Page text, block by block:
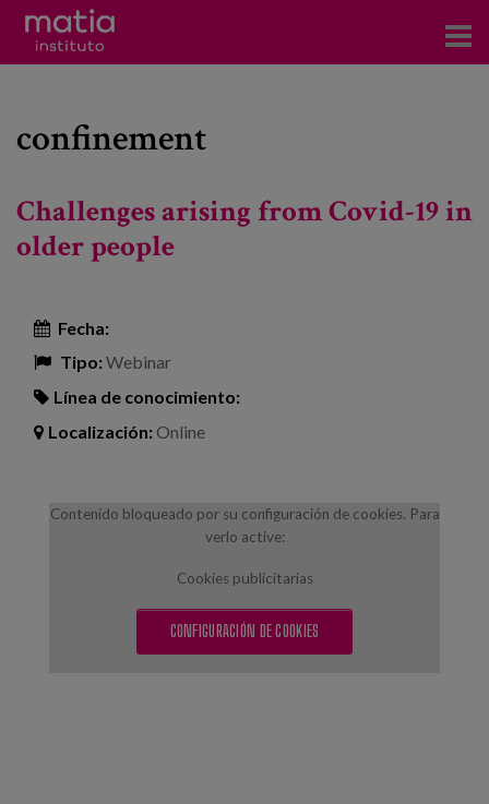
Investigación
Participación en foros
Formación
Noticias
confinement
Challenges arising from Covid-19 in
older people
Fecha:
Tipo:Webinar
Línea de conocimiento:
Localización:Online
Contenido bloqueado por su configuración de cookies. Para
verlo active:
Cookies publicitarias
CONFIGURACIÓN DE COOKIES